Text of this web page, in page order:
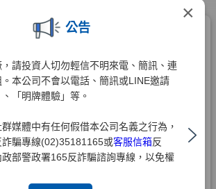
×
公告
請投資人切勿輕信不明來電、簡訊、連
本公司不會以電話、簡訊或LINE邀請
、「明牌體驗」等。
媒體中有任何假借本公司名義之行為，
騙專線(02)35181165或客服信箱反
部警政署165反詐騙諮詢專線，以免權